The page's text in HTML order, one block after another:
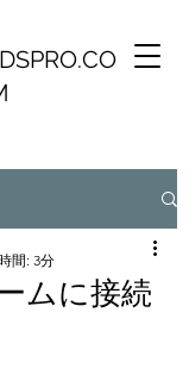
ムに接続
間: 3分